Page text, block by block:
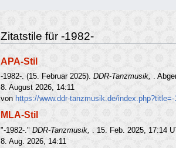
Zitatstile für -1982-
APA-Stil
-1982-. (15. Februar 2025).DDR-Tanzmusik, .
8. August 2026, 14:11
von https://www.ddr-tanzmusik.de/
MLA-Stil
"-1982-."DDR-Tanzmusik, . 15. Feb. 2025, 17:14
8. Aug. 2026, 14:11